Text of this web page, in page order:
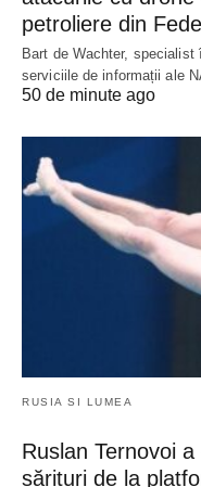
petroliere din
Bart de Wachter,
serviciile de informații ale
50 de minute ago
RUSIA SI LUMEA
Ruslan Ternovoi
sărituri de la